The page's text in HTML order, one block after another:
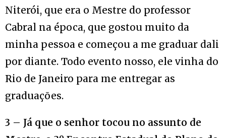
Niterói, que era o Mestre do professor
Cabral na época, que gostou muito da
minha pessoa e começou a me graduar dali
por diante. Todo evento nosso, ele vinha do
Rio de Janeiro para me entregar as
graduações.
3 – Já que o senhor tocou no assunto de